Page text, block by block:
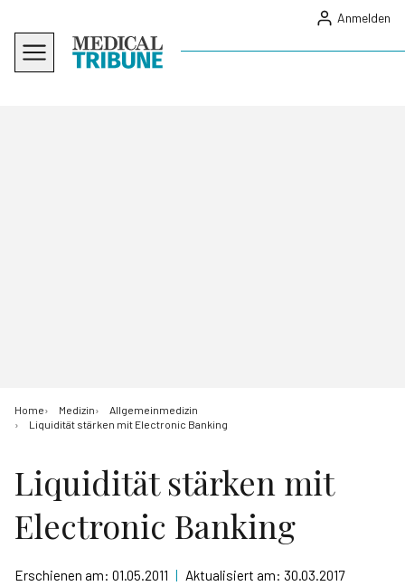
Anmelden
Home Medizin
Allgemeinmedizin
Liquidität stärken mit Electronic Banking
Liquidität stärken mit
Electronic Banking
Erschienen am: 01.05.2011 | Aktualisiert am: 30.03.2017